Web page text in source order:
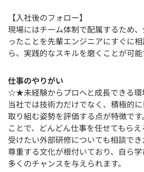
【入社後のフォロー】
現場にはチーム体制で配属するため
ったことを先輩エンジニアにすぐに
ら、実践的なスキルを磨くことが可能
仕事のやりがい
☆★未経験からプロへと成長できる
当社では技術力だけでなく、積極的
取り組む姿勢を評価する点が特徴で
ことで、どんどん仕事を任せてもらえ
受けたい外部研修についても相談で
尊重する文化が根付いており、自ら
多くのチャンスを与えられます。